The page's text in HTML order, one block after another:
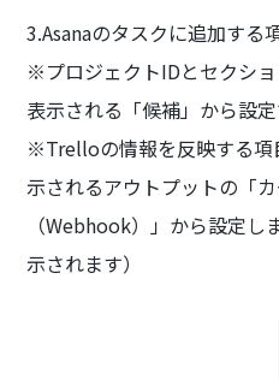
3.Asanaのタスクに追加する
※プロジェクトIDとセクシ
表示される「候補」から設定
※Trelloの情報を反映する項
示されるアウトプットの「
（Webhook）」から設定
示されます）